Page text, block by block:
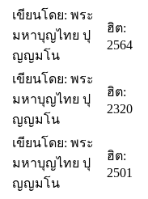
เขียนโดย: พระ
มหาบุญไทย ปุ
ญญมโน
ฮิต:
2564
เขียนโดย: พระ
มหาบุญไทย ปุ
ญญมโน
ฮิต:
2320
เขียนโดย: พระ
มหาบุญไทย ปุ
ญญมโน
ฮิต:
2501